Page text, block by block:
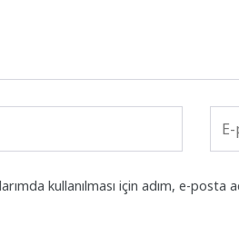
kullanılması için adım, e-